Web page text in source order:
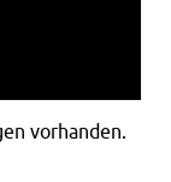
vorhanden.